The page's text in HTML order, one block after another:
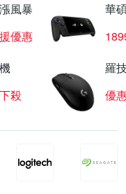
風暴
優惠
華
殺
羅
優